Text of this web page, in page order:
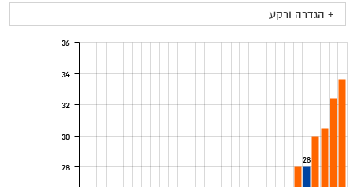
+ הגדרה ורקע
28
28
30
32
34
36